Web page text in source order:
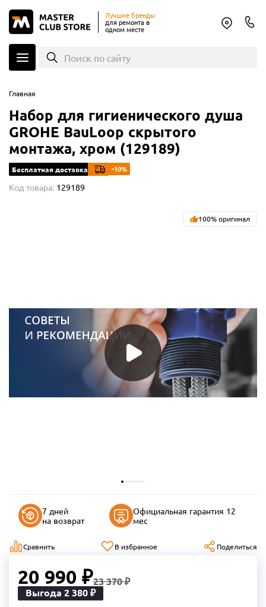
Лучшие бренды
для ремонта в
одном месте
Поиск по сайту
Главная
Набор для гигиенического душа
GROHE BauLoop скрытого
монтажа, хром (129189)
Бесплатная доставка -10%
Код товара: 129189
100% оригинал
7 дней
на возврат
Официальная гарантия 12
мес
Сравнить В избранное Поделиться
20 990 ₽23 370 ₽
Выгода 2 380 ₽